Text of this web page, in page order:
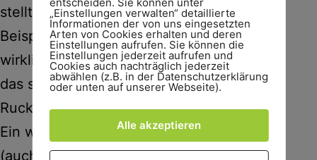
stellt sich bei einer Rucksackreise zum
Beispiel die Frage, was man eigentlich
wirklich so braucht von dem ganzen Zeug,
das sich in der Wohnung (oder eben im
Rucksack) angesammelt hat.
Ein weiteres Learning, das sich vielen
(auch ich bin schuldig im Sinne der
„Einstellungen verwalten“ detaillierte
Informationen der von uns eingesetzten
Arten von Cookies erhalten und deren
Einstellungen aufrufen. Sie können die
Einstellungen jederzeit aufrufen und
Cookies auch nachträglich jederzeit
abwählen (z.B. in der Datenschutzerklärung
oder unten auf unserer Webseite).
Alle akzeptieren